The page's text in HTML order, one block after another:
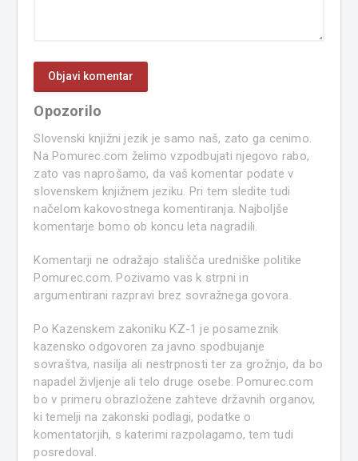
Opozorilo
Slovenski knjižni jezik je samo naš, zato ga cenimo.
Na Pomurec.com želimo vzpodbujati njegovo rabo,
zato vas naprošamo, da vaš komentar podate v
slovenskem knjižnem jeziku. Pri tem sledite tudi
načelom kakovostnega komentiranja. Najboljše
komentarje bomo ob koncu leta nagradili.
Komentarji ne odražajo stališča uredniške politike
Pomurec.com. Pozivamo vas k strpni in
argumentirani razpravi brez sovražnega govora.
Po Kazenskem zakoniku KZ-1 je posameznik
kazensko odgovoren za javno spodbujanje
sovraštva, nasilja ali nestrpnosti ter za grožnjo, da bo
napadel življenje ali telo druge osebe. Pomurec.com
bo v primeru obrazložene zahteve državnih organov,
ki temelji na zakonski podlagi, podatke o
komentatorjih, s katerimi razpolagamo, tem tudi
posredoval.